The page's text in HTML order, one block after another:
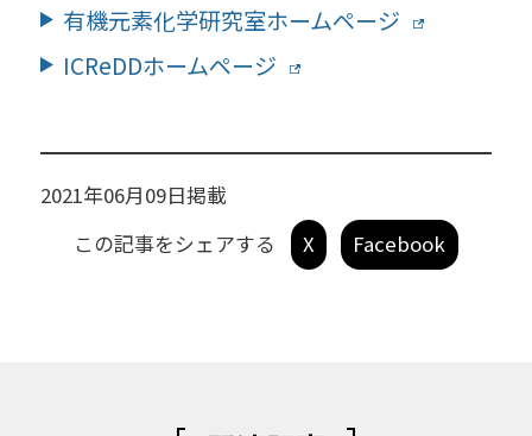
有機元素化学研究室ホームページ
ICReDDホームページ
2021年06月09日掲載
この記事をシェアする
X Facebook